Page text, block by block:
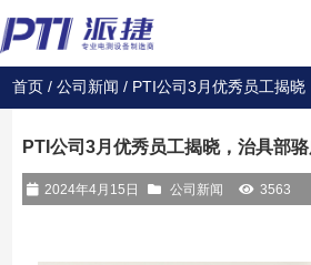
首页 /公司新闻 / PTI公司3月优秀员工揭
PTI公司3月优秀员工揭晓，治具部
2024年4月15日 公司新闻 3563